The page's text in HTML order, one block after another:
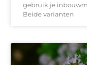
gebruik je
Beide varianten